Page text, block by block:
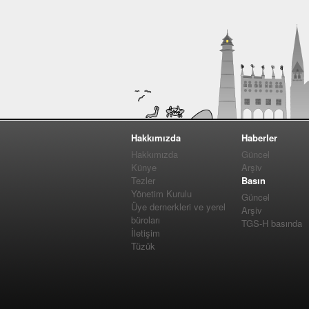
Hakkımızda
Hakkımızda
Künye
Tezler
Yönetim Kurulu
Üye dernerkleri ve yerel
büroları
İletişim
Tüzük
Haberler
Güncel
Arşiv
Basın
Güncel
Arşiv
TGS-H basında